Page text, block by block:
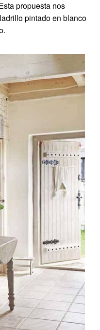
propuesta nos
pintado en blanco